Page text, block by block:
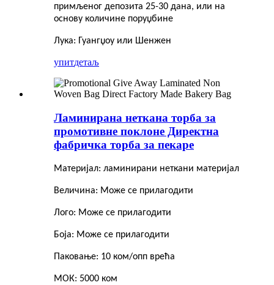
примљеног депозита 25-30 дана, или на
основу количине поруџбине
Лука: Гуангџоу или Шенжен
упитдетаљ
Ламинирана неткана торба за
промотивне поклоне Директна
фабричка торба за пекаре
Материјал: ламинирани неткани материјал
Величина: Може се прилагодити
Лого: Може се прилагодити
Боја: Може се прилагодити
Паковање: 10 ком/опп врећа
МОК: 5000 ком